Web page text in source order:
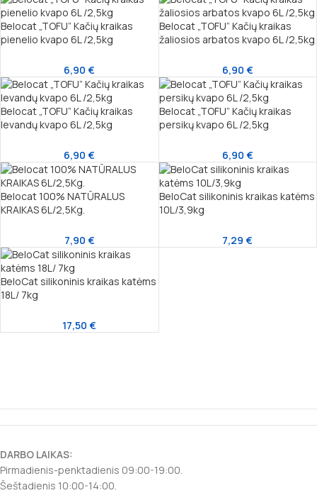
Belocat „TOFU” Kačių kraikas
pienelio kvapo 6L /2,5kg
6,90€
Belocat „TOFU” Kačių kraikas
žaliosios arbatos kvapo 6L /2,5kg
6,90 €
Belocat „TOFU” Kačių kraikas
levandų kvapo 6L /2,5kg
6,90€
Belocat „TOFU” Kačių kraikas
persikų kvapo 6L /2,5kg
6,90 €
Belocat 100% NATŪRALUS
KRAIKAS 6L/2,5Kg.
7,90 €
BeloCat silikoninis kraikas katėms
10L/3,9kg
7,29€
BeloCat silikoninis kraikas katėms
18L/ 7kg
17,50€
DARBO LAIKAS:
Pirmadienis-penktadienis 09:00-19:00.
Šeštadienis 10:00-14:00.